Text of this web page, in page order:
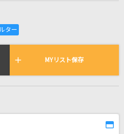
われている曲の一覧
へ
MYリスト保存